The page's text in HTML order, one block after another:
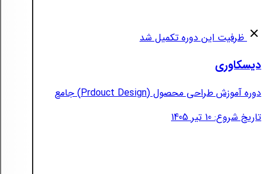
ظرفیت این دوره تکمیل شد
دیسکاوری
دوره آموزش طراحی محصول (Prdouct Design) جامع
تاریخ شروع: 10 تیر 1405